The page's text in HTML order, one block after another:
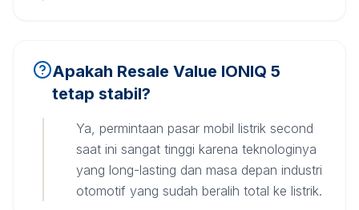
Apakah Resale Value IONIQ 5
tetap stabil?
Ya, permintaan pasar mobil listrik second
saat ini sangat tinggi karena teknologinya
yang long-lasting dan masa depan industri
otomotif yang sudah beralih total ke listrik.